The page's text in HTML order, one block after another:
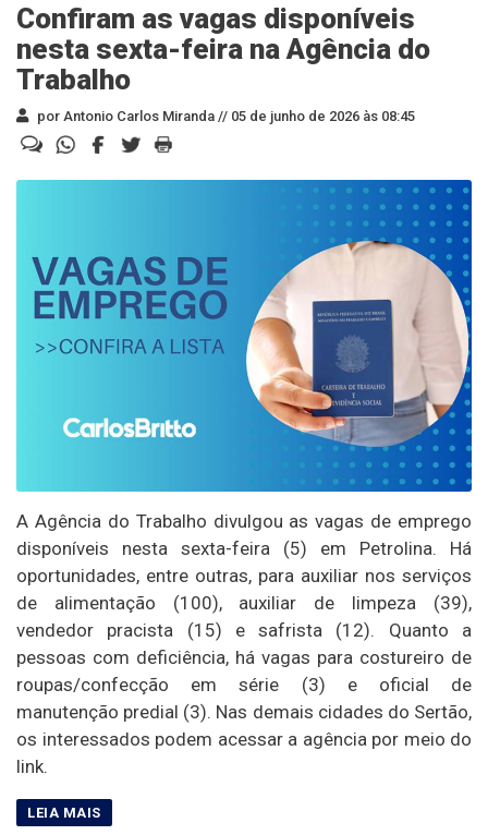
Confiram as vagas disponíveis
nesta sexta-feira na Agência do
Trabalho
por Antonio Carlos Miranda // 05 de junho de 2026 às 08:45
A Agência do Trabalho divulgou as vagas de emprego
disponíveis nesta sexta-feira (5) em Petrolina. Há
oportunidades, entre outras, para auxiliar nos serviços
de alimentação (100), auxiliar de limpeza (39),
vendedor pracista (15) e safrista (12). Quanto a
pessoas com deficiência, há vagas para costureiro de
roupas/confecção em série (3) e oficial de
manutenção predial (3). Nas demais cidades do Sertão,
os interessados podem acessar a agência por meio do
link.